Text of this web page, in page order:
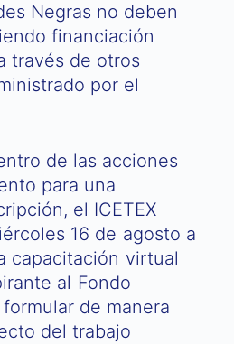
Negras no deben
financiación
través de otros
por el
de las acciones
para una
el ICETEX
16 de agosto a
capacitación virtual
al Fondo
de manera
del trabajo